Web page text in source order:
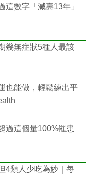
這數字「減壽13年」
幾無症狀5種人最該
也能做，輕鬆練出平
過這個量100%罹患
4類人少吃為妙｜每